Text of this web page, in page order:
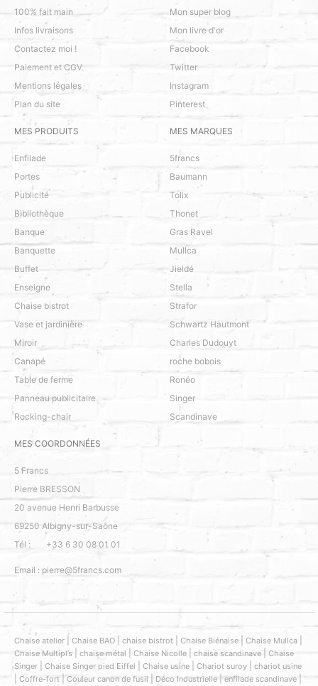
100% fait main
Infos livraisons
Contactez moi !
Paiement et CGV
Mentions légales
Plan du site
Mon super blog
Mon livre d'or
Facebook
Twitter
Instagram
Pinterest
MES PRODUITS
Enfilade
Portes
Publicité
Bibliothèque
Banque
Banquette
Buffet
Enseigne
Chaise bistrot
Vase et jardinière
Miroir
Canapé
Table de ferme
Panneau publicitaire
Rocking-chair
MES MARQUES
5francs
Baumann
Tolix
Thonet
Gras Ravel
Mullca
Jieldé
Stella
Strafor
Schwartz Hautmont
Charles Dudouyt
roche bobois
Ronéo
Singer
Scandinave
MES COORDONNÉES
5 Francs
Pierre BRESSON
20 avenue Henri Barbusse
69250 Albigny-sur-Saône
Tél :
+33 6 30 08 01 01
Email : pierre@5francs.com
Chaise atelier Chaise BAO chaise bistrot Chaise Biénaise Chaise Mullca
Chaise Multipl’s| chaise métal Chaise Nicolle chaise scandinave
Chaise
Singer
Chaise Singer pied Eiffel Chaise usine Chariot suroy chariot usine
Coffre-fort Couleur canon de fusil Déco Industrielle enfilade scandinave